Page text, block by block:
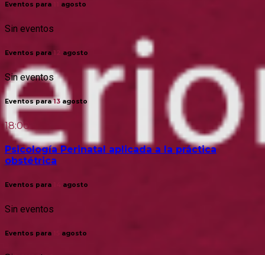
Eventos para agosto
Sin eventos
Eventos para 12 agosto
Sin eventos
Eventos para13 agosto
18:00
Psicología Perinatal aplicada a la práctica
obstétrica
Eventos para agosto
Sin eventos
Eventos para agosto